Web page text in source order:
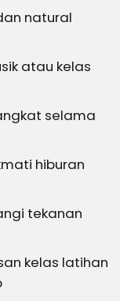
natural
atau kelas
selama
hiburan
tekanan
kelas latihan